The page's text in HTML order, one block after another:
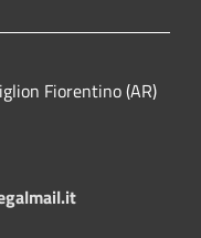
Fiorentino (AR)